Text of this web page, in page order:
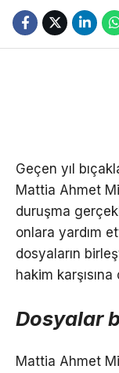
Geçen yıl
Mattia Ahmet
duruşma
onlara yardım
dosyaların
hakim karşısına
Dosyalar
Mattia Ahmet